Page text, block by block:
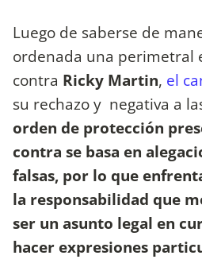
Luego de saberse de
ordenada una perimetral
contra Ricky Martin, el
su rechazo y negativa a
orden de protección
contra se basa en
falsas, por lo que
la responsabilidad que
ser un asunto legal en
hacer expresiones